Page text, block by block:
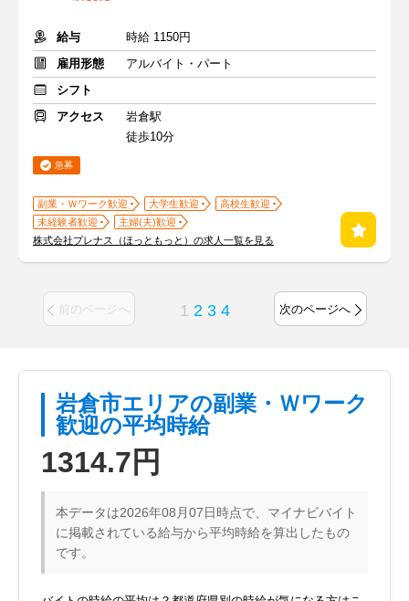
給与
時給 1150円
雇用形態
アルバイト・パート
シフト
アクセス
岩倉駅
徒歩10分
急募
副業・Ｗワーク歓迎 大学生歓迎
高校生歓迎
未経験者歓迎
主婦(夫)歓迎
株式会社プレナス（ほっともっと）の求人一覧を見る
前のページへ 1 2 3 4 次のページへ
岩倉市エリアの副業・Ｗワーク
歓迎の平均時給
1314.7円
本データは2026年08月07日時点で、マイナビバイト
に掲載されている給与から平均時給を算出したもの
です。